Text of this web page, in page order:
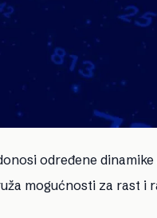
određene
mogućnosti za rast i